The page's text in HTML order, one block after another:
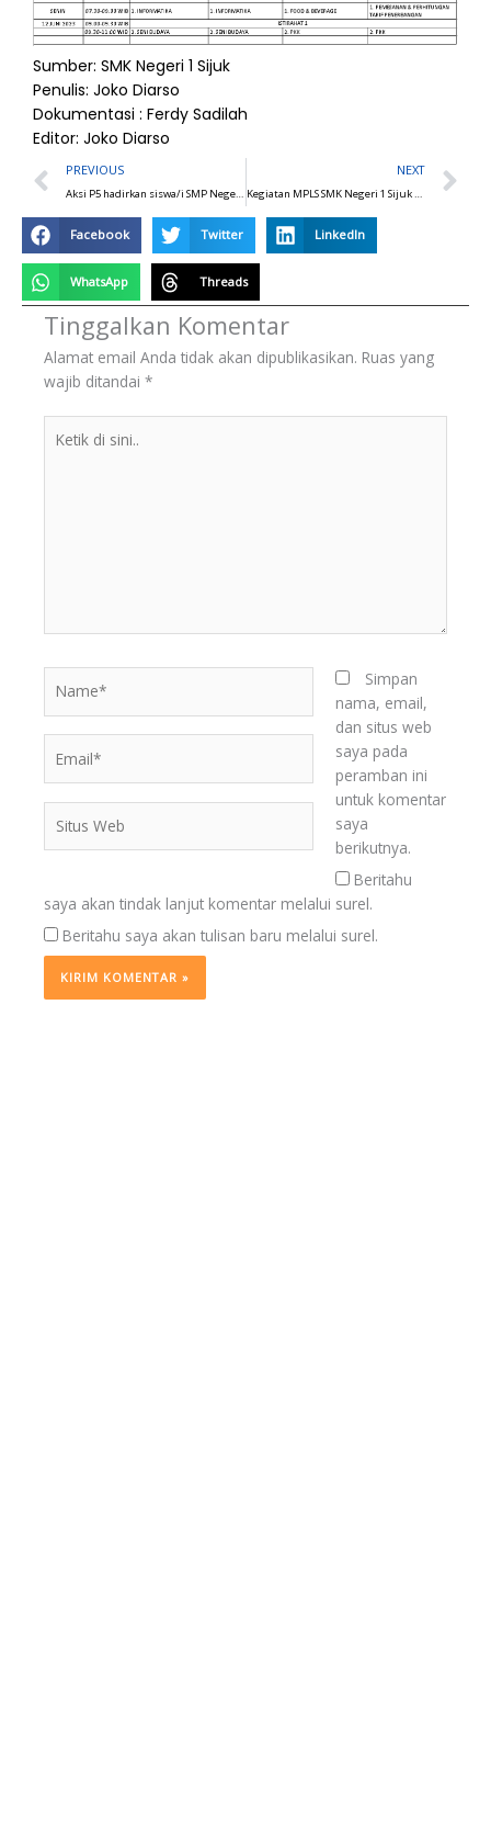
Sumber: SMK Negeri 1 Sijuk
Penulis: Joko Diarso
Dokumentasi : Ferdy Sadilah
Editor: Joko Diarso
Prev
PREVIOUS
Aksi P5 hadirkan siswa/i SMP Negeri 2 Sijuk
NEXT
Kegiatan MPLS SMK Negeri 1 Sijuk 2023
Facebook Twitter LinkedIn
WhatsApp Threads
Tinggalkan Komentar
Alamat email Anda tidak akan dipublikasikan. Ruas yang
wajib ditandai *
Web
Simpan
nama, email,
dan situs web
saya pada
peramban ini
untuk komentar
saya
berikutnya.
Beritahu
saya akan tindak lanjut komentar melalui surel.
Beritahu saya akan tulisan baru melalui surel.
TERKINI